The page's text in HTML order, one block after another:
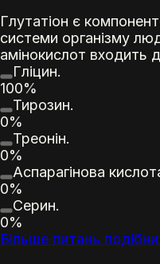
Глутатіон є
системи організму
амінокислот входить
Гліцин.
100%
Тирозин.
0%
Треонін.
0%
Аспарагінова
0%
Серин.
0%
Більше питань